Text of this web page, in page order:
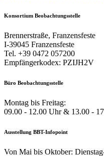
Konsortium Beobachtungsstelle
Brennerstraße, Franzensfeste
I-39045 Franzensfeste
Tel. +39 0472 057200
Empfängerkodex: PZIJH2V
Büro Beobachtungsstelle
Montag bis Freitag:
09.00 - 12.00 Uhr & 13.00 -
Ausstellung BBT-Infopoint
Von Mai bis Oktober: